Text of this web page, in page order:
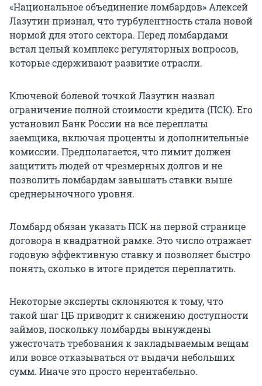
«Национальное объединение ломбардов» Алексей
Лазутин признал, что турбулентность стала новой
нормой для этого сектора. Перед ломбардами
встал целый комплекс регуляторных вопросов,
которые сдерживают развитие отрасли.
Ключевой болевой точкой Лазутин назвал
ограничение полной стоимости кредита (ПСК). Его
установил Банк России на все переплаты
заемщика, включая проценты и дополнительные
комиссии. Предполагается, что лимит должен
защитить людей от чрезмерных долгов и не
позволить ломбардам завышать ставки выше
среднерыночного уровня.
Ломбард обязан указать ПСК на первой странице
договора в квадратной рамке. Это число отражает
годовую эффективную ставку и позволяет быстро
понять, сколько в итоге придется переплатить.
Некоторые эксперты склоняются к тому, что
такой шаг ЦБ приводит к снижению доступности
займов, поскольку ломбарды вынуждены
ужесточать требования к закладываемым вещам
или вовсе отказываться от выдачи небольших
сумм. Иначе это просто нерентабельно.